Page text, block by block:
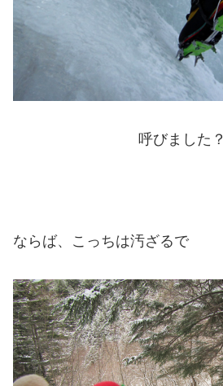
呼びました？
ならば、こっちは汚ざるで